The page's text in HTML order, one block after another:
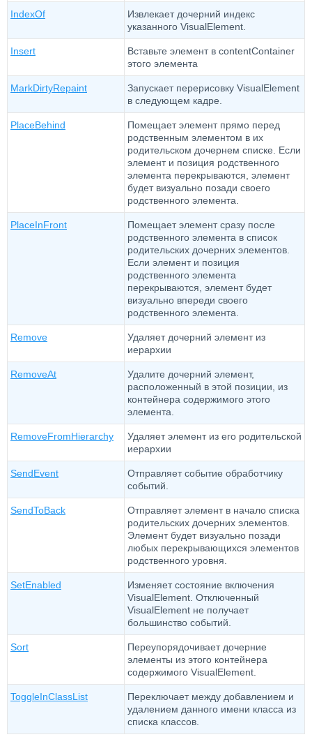
IndexOf
Извлекает дочерний индекс
указанного VisualElement.
Insert
Вставьте элемент в contentContainer
этого элемента
MarkDirtyRepaint
Запускает перерисовку VisualElement
в следующем кадре.
PlaceBehind
Помещает элемент прямо перед
родственным элементом в их
родительском дочернем списке. Если
элемент и позиция родственного
элемента перекрываются, элемент
будет визуально позади своего
родственного элемента.
PlaceInFront
Помещает элемент сразу после
родственного элемента в список
родительских дочерних элементов.
Если элемент и позиция
родственного элемента
перекрываются, элемент будет
визуально впереди своего
родственного элемента.
Remove
Удаляет дочерний элемент из
иерархии
RemoveAt
Удалите дочерний элемент,
расположенный в этой позиции, из
контейнера содержимого этого
элемента.
RemoveFromHierarchy
Удаляет элемент из его родительской
иерархии
SendEvent
Отправляет событие обработчику
событий.
SendToBack
Отправляет элемент в начало списка
родительских дочерних элементов.
Элемент будет визуально позади
любых перекрывающихся элементов
родственного уровня.
SetEnabled
Изменяет состояние включения
VisualElement. Отключенный
VisualElement не получает
большинство событий.
Sort
Переупорядочивает дочерние
элементы из этого контейнера
содержимого VisualElement.
ToggleInClassList
Переключает между добавлением и
удалением данного имени класса из
списка классов.